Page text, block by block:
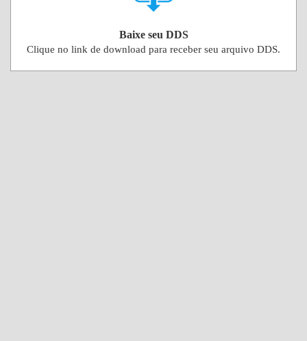
Baixe seu DDS
Clique no link de download para receber seu arquivo DDS.